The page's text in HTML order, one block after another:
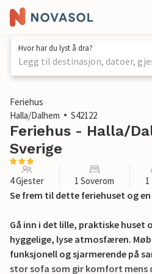
Hvor har du lyst å dra?
Legg til destinasjon, datoer,
1 / 17
Feriehus
Halla/Dalhem
S42122
Feriehus - Halla/
Sverige
4 Gjester 1 Soverom 1
Se frem til dette feriehuset og
Gå inn i det lille, praktiske huset
hyggelige, lyse atmosfæren.
funksjonell og sjarmerende på
stor sofa som gir komfort mens